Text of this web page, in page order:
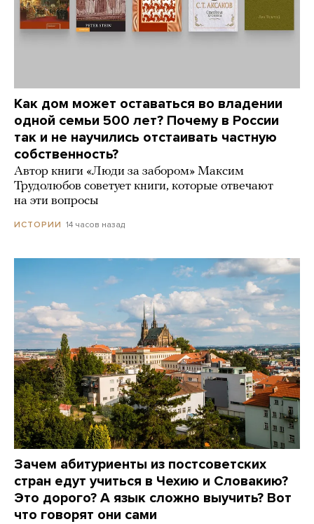
Как дом может оставаться во владении
одной семьи 500 лет? Почему в России
так и не научились отстаивать частную
собственность?
Автор книги «Люди за забором» Максим
Трудолюбов советует книги, которые отвечают
на эти вопросы
ИСТОРИИ 14 часов назад
Зачем абитуриенты из постсоветских
стран едут учиться в Чехию и Словакию?
Это дорого? А язык сложно выучить? Вот
что говорят они сами